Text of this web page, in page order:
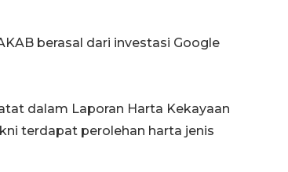
berasal dari investasi Google
dalam Laporan Harta Kekayaan
terdapat perolehan harta jenis